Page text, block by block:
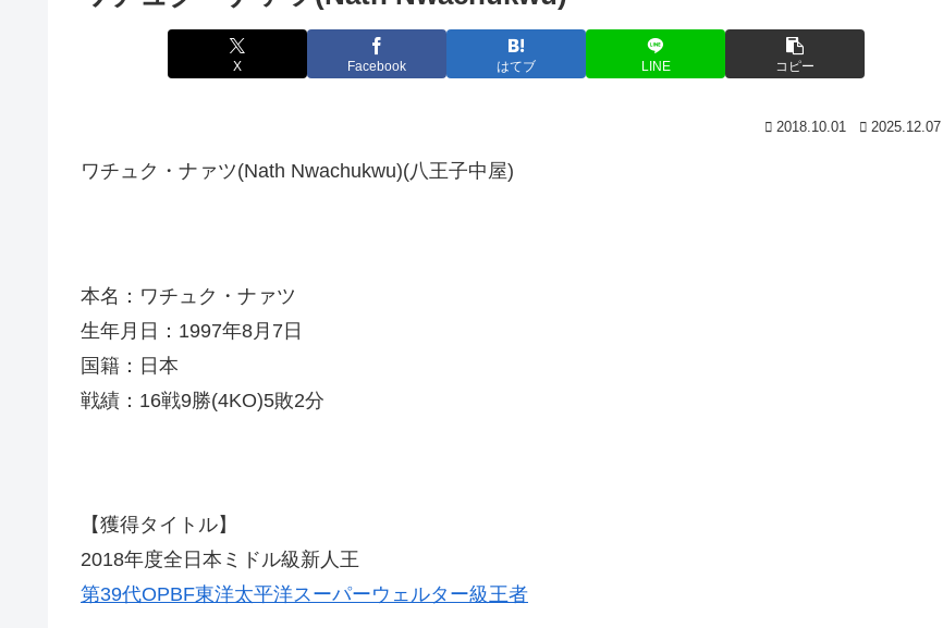
X Facebook はてブ LINE コピー
2018.10.01 2025.12.07
ワチュク・ナァツ(Nath Nwachukwu)(八王子中屋)
本名：ワチュク・ナァツ
生年月日：1997年8月7日
国籍：日本
戦績：16戦9勝(4KO)5敗2分
【獲得タイトル】
2018年度全日本ミドル級新人王
第39代OPBF東洋太平洋スーパーウェルター級王者